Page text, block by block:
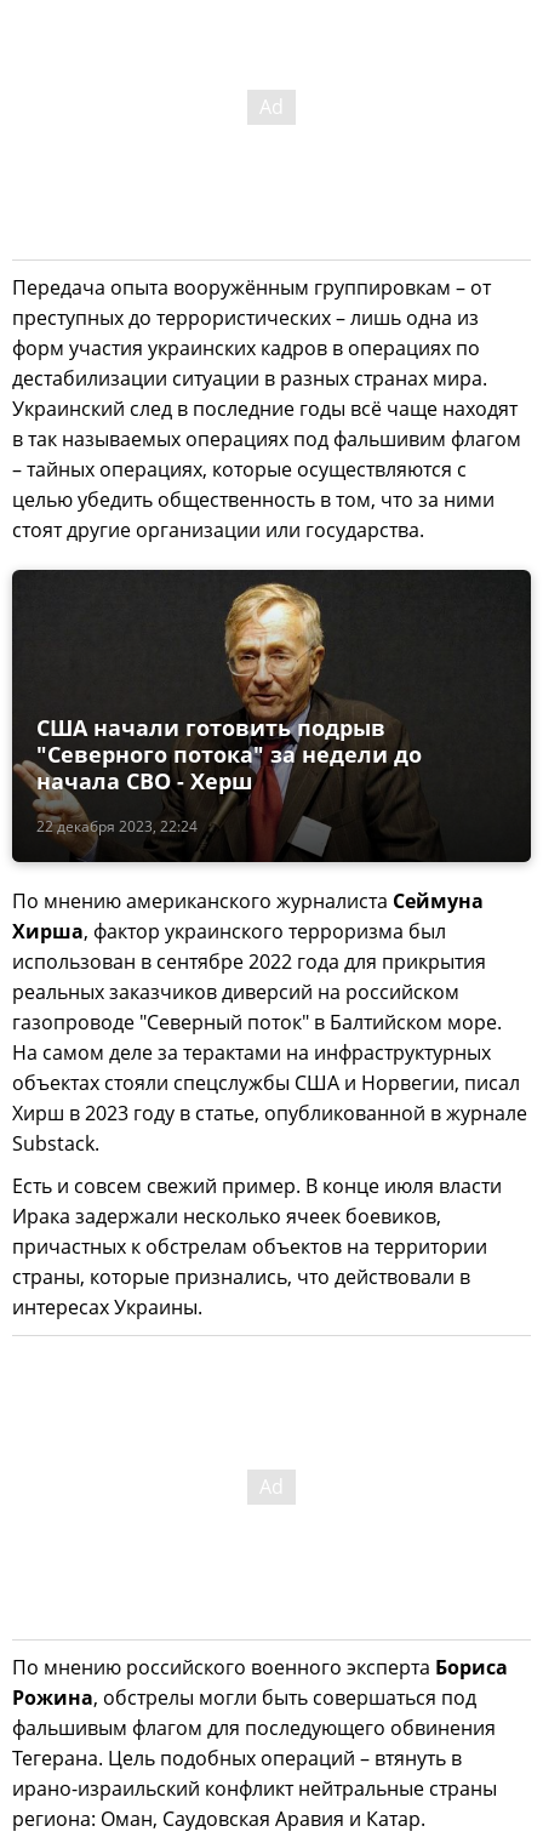
Передача опыта вооружённым группировкам – от
преступных до террористических – лишь одна из
форм участия украинских кадров в операциях по
дестабилизации ситуации в разных странах мира.
Украинский след в последние годы всё чаще находят
в так называемых операциях под фальшивим флагом
– тайных операциях, которые осуществляются с
целью убедить общественность в том, что за ними
стоят другие организации или государства.
22 декабря 2023, 22:24
США начали готовить подрыв
"Северного потока" за недели до
начала СВО - Херш
По мнению американского журналиста Сеймуна
Хирша, фактор украинского терроризма был
использован в сентябре 2022 года для прикрытия
реальных заказчиков диверсий на российском
газопроводе "Северный поток" в Балтийском море.
На самом деле за терактами на инфраструктурных
объектах стояли спецслужбы США и Норвегии, писал
Хирш в 2023 году в статье, опубликованной в журнале
Substack.
Есть и совсем свежий пример. В конце июля власти
Ирака задержали несколько ячеек боевиков,
причастных к обстрелам объектов на территории
страны, которые признались, что действовали в
интересах Украины.
По мнению российского военного эксперта Бориса
Рожина, обстрелы могли быть совершаться под
фальшивым флагом для последующего обвинения
Тегерана. Цель подобных операций – втянуть в
ирано-израильский конфликт нейтральные страны
региона: Оман, Саудовская Аравия и Катар.